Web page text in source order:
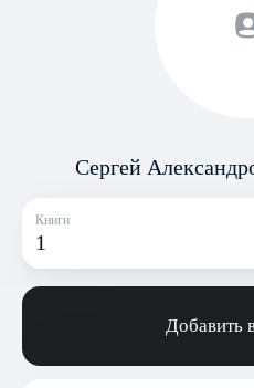
Сергей
Книги
1
Добавить